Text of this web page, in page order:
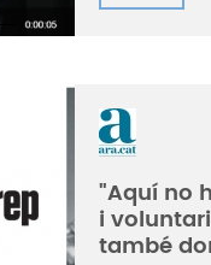
"Aquí no
i
també